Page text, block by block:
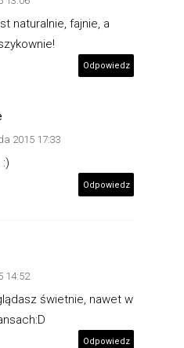
naturalnie, fajnie, a
Odpowiedz
2015 17:33
Odpowiedz
14:52
świetnie, nawet w
Odpowiedz